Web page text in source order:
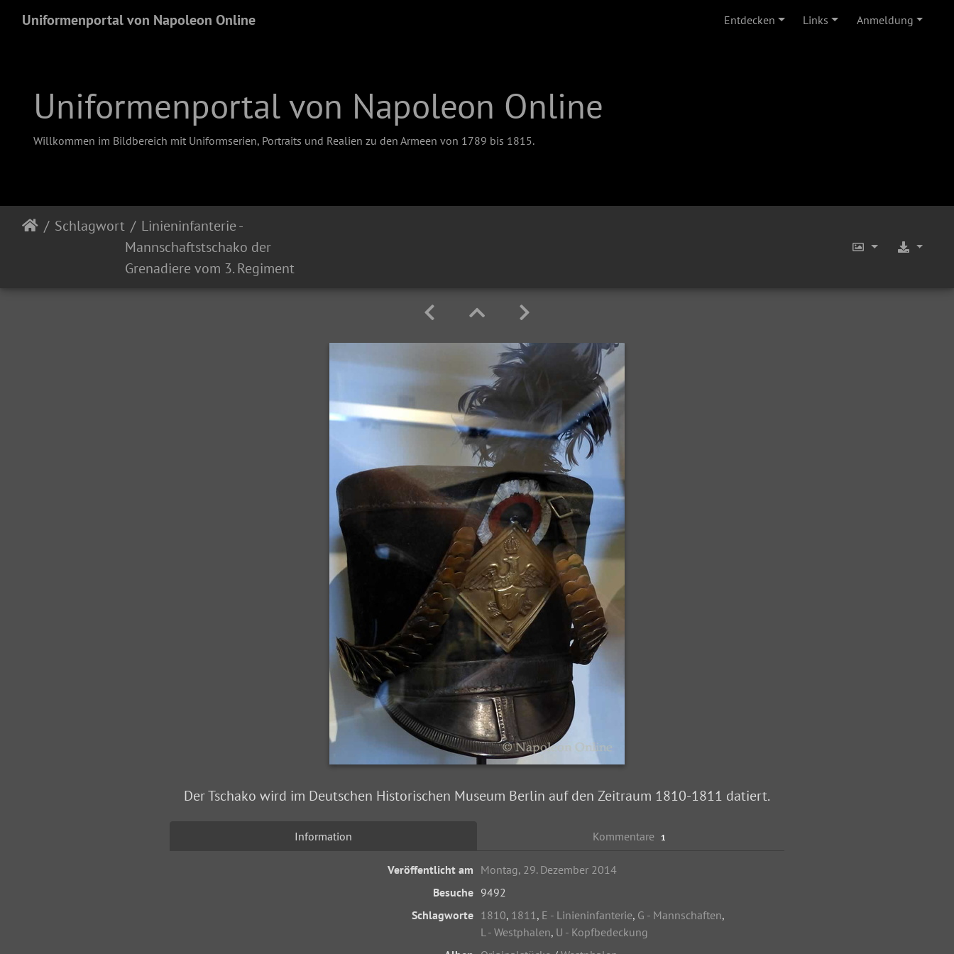
Uniformenportal von Napoleon Online Entdecken Links Anmeldung
Uniformenportal von Napoleon Online
Willkommen im Bildbereich mit Uniformserien, Portraits und Realien zu den Armeen von 1789 bis 1815.
Schlagwort
Linieninfanterie -
Mannschaftstschako der
Grenadiere vom 3. Regiment
Der Tschako wird im Deutschen Historischen Museum Berlin auf den Zeitraum 1810-1811 datiert.
Information Kommentare 1
Veröffentlicht am Montag, 29. Dezember 2014
Besuche 9492
Schlagworte 1810, 1811, E - Linieninfanterie, G - Mannschaften,
L - Westphalen, U - Kopfbedeckung